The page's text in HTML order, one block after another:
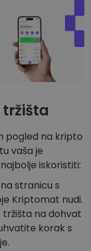
pogled na kripto
vaša je
iskoristiti:
stranicu s
Kriptomat nudi.
tržišta na dohvat
korak s